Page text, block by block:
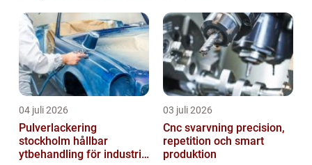
04 juli 2026
Pulverlackering
stockholm hållbar
ytbehandling för industri
03 juli 2026
Cnc svarvning precision,
repetition och smart
produktion